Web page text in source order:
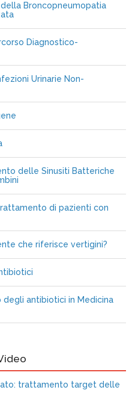
Broncopneumopatia
Diagnostico-
Urinarie Non-
delle Sinusiti Batteriche
di pazienti con
che riferisce vertigini?
antibiotici in Medicina
trattamento target delle